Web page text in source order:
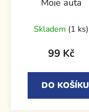
Moje auta
Skladem (1 ks)
99 Kč
DO KOŠÍKU